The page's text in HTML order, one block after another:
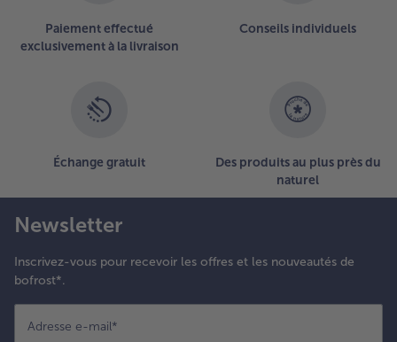
Paiement effectué
exclusivement à la livraison
Conseils individuels
Échange gratuit
Des produits au plus près du
naturel
Newsletter
Inscrivez-vous pour recevoir les offres et les nouveautés de
bofrost*.
Adresse e-mail*